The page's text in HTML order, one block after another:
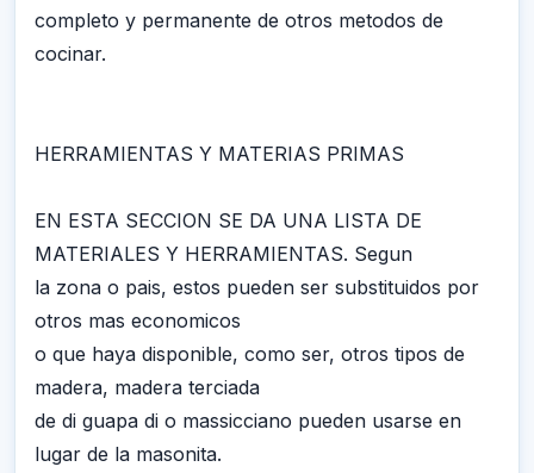
completo y permanente de otros metodos de
cocinar.
HERRAMIENTAS Y MATERIAS PRIMAS
EN ESTA SECCION SE DA UNA LISTA DE
MATERIALES Y HERRAMIENTAS. Segun
la zona o pais, estos pueden ser substituidos por
otros mas economicos
o que haya disponible, como ser, otros tipos de
madera, madera terciada
de di guapa di o massicciano pueden usarse en
lugar de la masonita.